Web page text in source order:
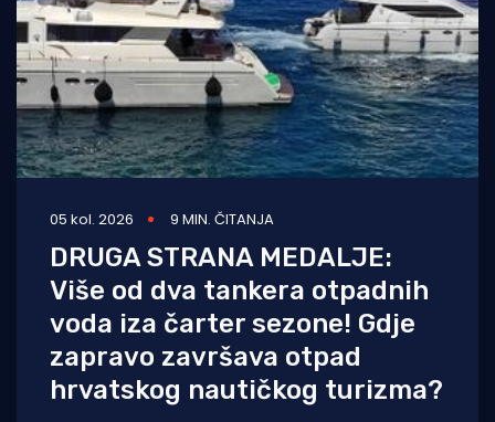
05 kol. 2026 9 MIN. ČITANJA
DRUGA STRANA MEDALJE:
Više od dva tankera otpadnih
voda iza čarter sezone! Gdje
zapravo završava otpad
hrvatskog nautičkog turizma?